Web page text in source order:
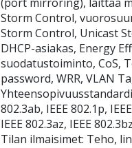
Storm Control,
Storm Control, Unicast
DHCP-asiakas, Energy
suodatustoiminto, CoS,
password, WRR, VLAN
Yhteensopivuusstandardit:
802.3ab, IEEE 802.1p,
IEEE 802.3az, IEEE 802.3bz
Tilan ilmaisimet: Teho,